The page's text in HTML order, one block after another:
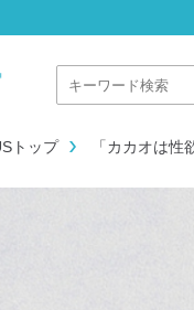
トップ 「カカオは